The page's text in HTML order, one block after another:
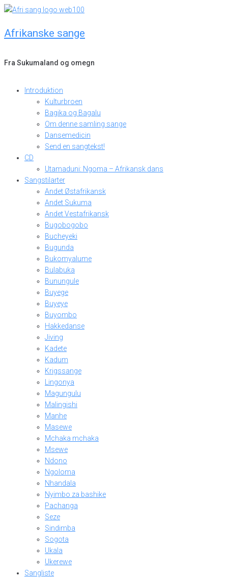
Skip
content
Afrikanske sange
Fra Sukumaland og omegn
Introduktion
Kulturbroen
Bagika og Bagalu
Om denne samling sange
Dansemedicin
Send en sangtekst!
CD
Utamaduni: Ngoma – Afrikansk dans
Sangstilarter
Andet Østafrikansk
Andet Sukuma
Andet Vestafrikansk
Bugobogobo
Bucheyeki
Bugunda
Bukomyalume
Bulabuka
Bunungule
Buyege
Buyeye
Buyombo
Hakkedanse
Jiving
Kadete
Kadum
Krigssange
Lingonya
Magungulu
Malingishi
Manhe
Masewe
Mchaka mchaka
Msewe
Ndono
Ngoloma
Nhandala
Nyimbo za bashike
Pachanga
Seze
Sindimba
Sogota
Ukala
Ukerewe
Sangliste